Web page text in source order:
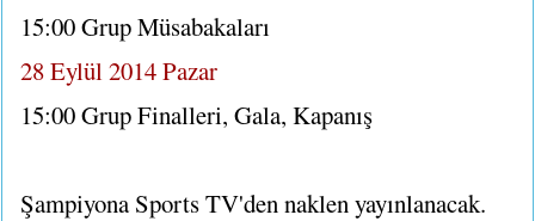
15:00 Grup Müsabakaları
28 Eylül 2014 Pazar
15:00 Grup Finalleri, Gala, Kapanış
Şampiyona Sports TV'den naklen yayınlanacak.